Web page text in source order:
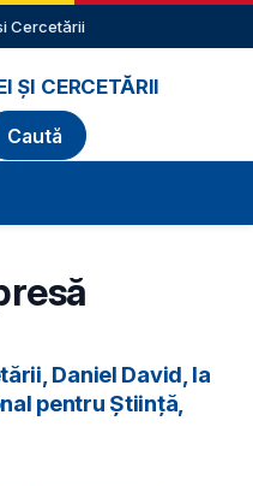
Cercetării
ȘI CERCETĂRII
Daniel David, la
pentru Știință,